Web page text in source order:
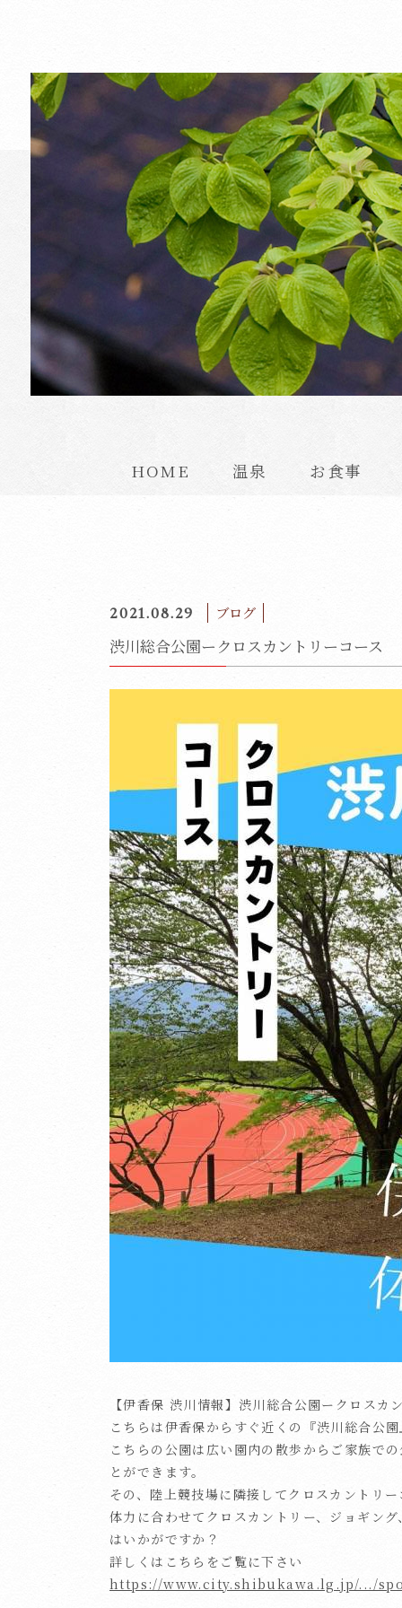
HOME 温泉 お食事
2021.08.29 ブログ
渋川総合公園ークロスカントリーコース
【伊香保 渋川情報】渋川総合公園ークロスカ
こちらは伊香保からすぐ近くの『渋川総合公
こちらの公園は広い園内の散歩からご家族で
とができます。
その、陸上競技場に隣接してクロスカントリ
体力に合わせてクロスカントリー、ジョギン
はいかがですか？
詳しくはこちらをご覧に下さい
https://www.city.shibukawa.lg.jp/.../